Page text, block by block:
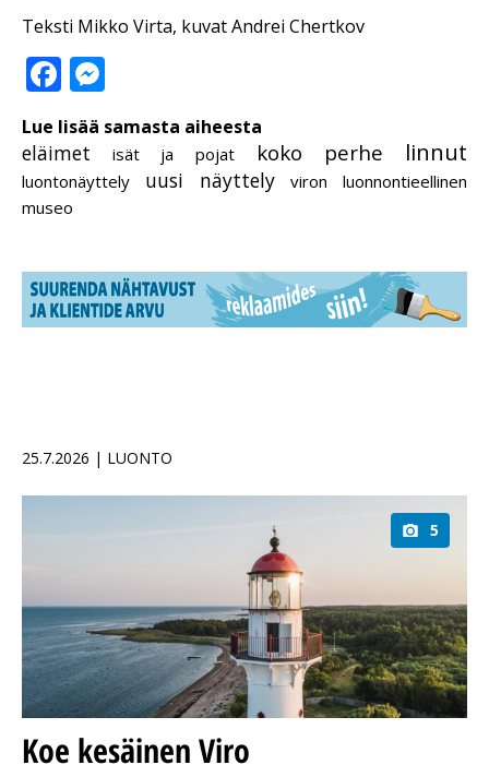
Teksti Mikko Virta, kuvat Andrei Chertkov
Facebook
Lue lisää samasta aiheesta
eläimet isät ja pojat koko perhe linnut
luontonäyttely uusi näyttely
viron luonnontieellinen
museo
25.7.2026 | LUONTO
5
Koe kesäinen Viro